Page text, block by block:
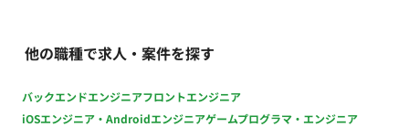
他の職種で求人・案件を探す
バックエンドエンジニアフロントエンジニア
iOSエンジニア・Androidエンジニアゲームプログラマ・エンジニア